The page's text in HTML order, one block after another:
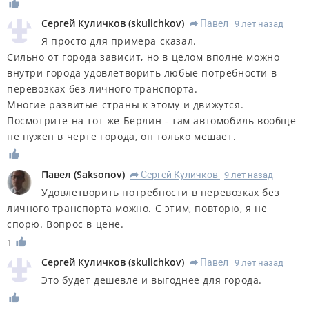
Сергей Куличков (skulichkov) R Павел 9 лет назад
Я просто для примера сказал.
Сильно от города зависит, но в целом вполне можно
внутри города удовлетворить любые потребности в
перевозках без личного транспорта.
Многие развитые страны к этому и движутся.
Посмотрите на тот же Берлин - там автомобиль вообще
не нужен в черте города, он только мешает.
Павел (Saksonov) R Сергей Куличков 9 лет назад
Удовлетворить потребности в перевозках без
личного транспорта можно. С этим, повторю, я не
спорю. Вопрос в цене.
1
Сергей Куличков (skulichkov) R Павел 9 лет назад
Это будет дешевле и выгоднее для города.